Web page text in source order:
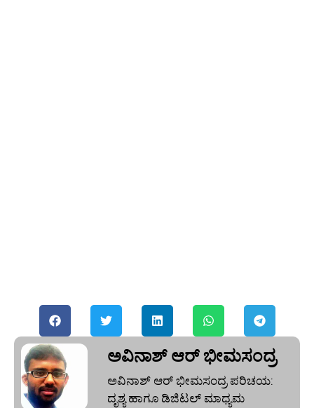
ಅವಿನಾಶ್‌ ಆರ್‌ ಭೀಮಸಂದ್ರ
ಅವಿನಾಶ್‌ ಆರ್‌ ಭೀಮಸಂದ್ರ ಪರಿಚಯ:
ದೃಶ್ಯ ಹಾಗೂ ಡಿಜಿಟಲ್ ಮಾಧ್ಯಮ